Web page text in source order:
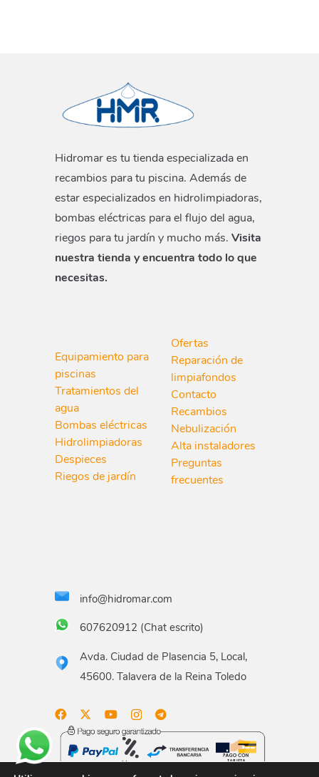
Hidromar es tu tienda especializada en
recambios para tu piscina. Además de
estar especializados en hidrolimpiadoras,
bombas eléctricas para el flujo del agua,
riegos para tu jardín y mucho más. Visita
nuestra tienda y encuentra todo lo que
necesitas.
Equipamiento para
piscinas
Tratamientos del
agua
Bombas eléctricas
Hidrolimpiadoras
Despieces
Riegos de jardín
Ofertas
Reparación de
limpiafondos
Contacto
Recambios
Nebulización
Alta instaladores
Preguntas
frecuentes
info@hidromar.com
607620912 (Chat escrito)
Avda. Ciudad de Plasencia 5, Local,
45600. Talavera de la Reina Toledo